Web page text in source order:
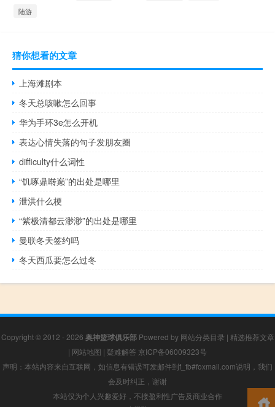
陆游
猜你想看的文章
上海滩剧本
冬天总咳嗽怎么回事
华为手环3e怎么开机
表达心情失落的句子发朋友圈
difficulty什么词性
“饥啄鼎啭巅”的出处是哪里
泄洪什么梗
“紫极清都云渺渺”的出处是哪里
曼联冬天签约吗
冬天西瓜要怎么过冬
Copyright © 2012 - 2026 奥神篮球俱乐部Powered by 网站分类目录 | 精选推荐文章
| 网站地图 | 疑难解答 京ICP备06009323号
声明：本站内容来自互联网，如信息有错误可发邮件到f_fb#foxmail.com说明，我们
会及时纠正，谢谢
本站仅为个人兴趣爱好，不接盈利性广告及商业合作